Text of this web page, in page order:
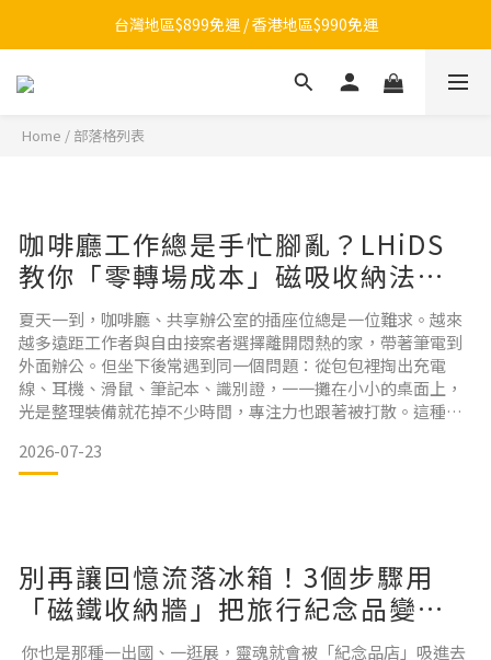
【夏日總動員】買任款式筆記本再送內頁！>>點我
台灣地區$899免運 / 香港地區$990免運
LINE官方帳號開張啦！▶ 加好友領$100
Home / 部落格列表
咖啡廳工作總是手忙腳亂？LHiDS
教你「零轉場成本」磁吸收納法，
一秒切換高效辦公情境
夏天一到，咖啡廳、共享辦公室的插座位總是一位難求。越來
越多遠距工作者與自由接案者選擇離開悶熱的家，帶著筆電到
外面辦公。但坐下後常遇到同一個問題：從包包裡掏出充電
線、耳機、滑鼠、筆記本、識別證，一一攤在小小的桌面上，
光是整理裝備就花掉不少時間，專注力也跟著被打散。這種每
（Setup Time）」。LHiDS 從 2019 年推出磁吸收納系統以
來，收到不少長期在外辦公的用戶回饋，發現真正影響效率
2026-07-23
別再讓回憶流落冰箱！3個步驟用
「磁鐵收納牆」把旅行紀念品變成
高質感居家畫作
你也是那種一出國、一逛展，靈魂就會被「紀念品店」吸進去